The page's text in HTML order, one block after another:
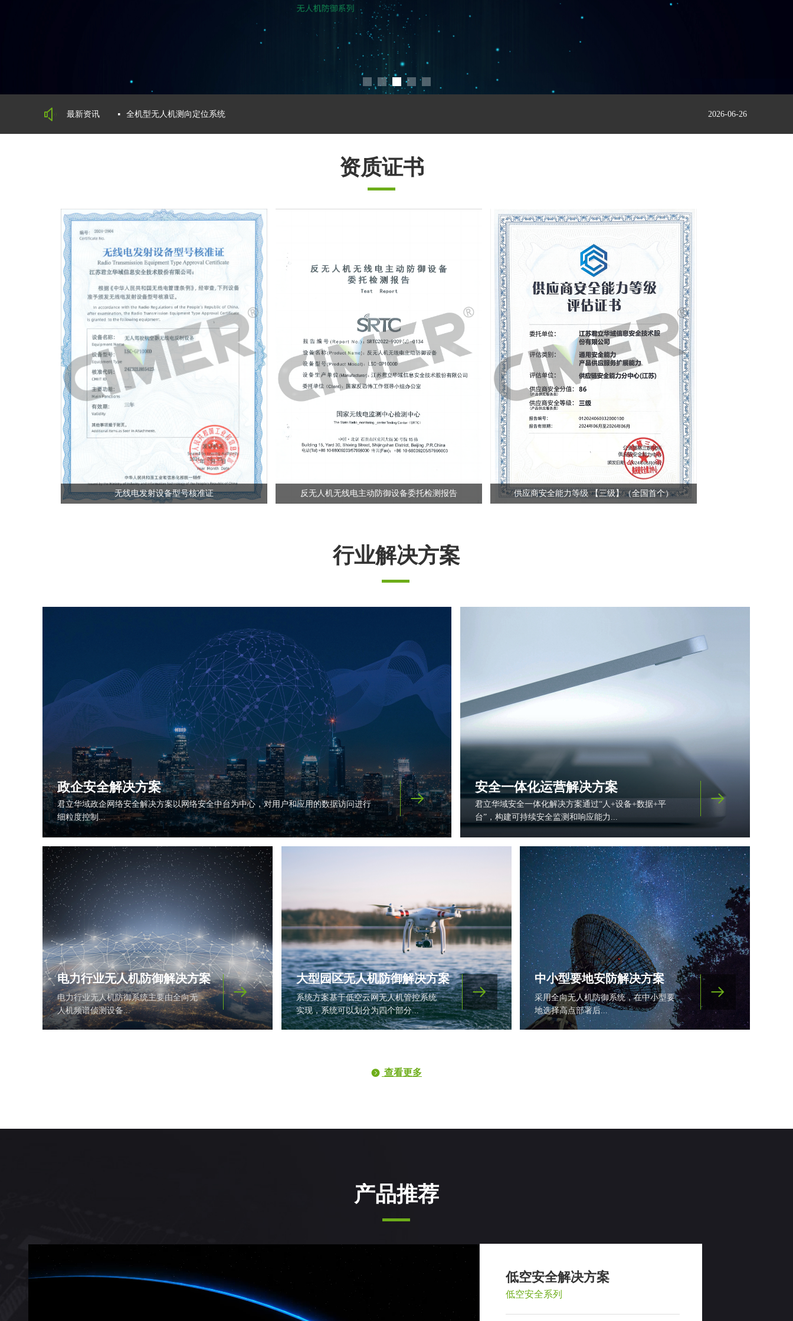
查看更多
ꂗ 最新资讯 2026-06-26
넷 全机型无人机测向定位系统
行业解决方案
政企安全解决方案
君立华域政企网络安全解决方案以网络安全中台为中心，对用户和应用的数据访问进行
细粒度控制...
뀠
安全一体化运营解决方案
君立华域安全一体化解决方案通过“人+设备+数据+平
台”，构建可持续安全监测和响应能力...
뀠
电力行业无人机防御解决方案
电力行业无人机防御系统主要由全向无
人机频谱侦测设备...
뀠
大型园区无人机防御解决方案
系统方案基于低空云网无人机管控系统
实现，系统可以划分为四个部分...
뀠
中小型要地安防解决方案
采用全向无人机防御系统，在中小型要
地选择高点部署后...
뀠
뀹 查看更多
产品推荐
低空安全解决方案
低空安全系列
无线电发射设备型号核准证 反无人机无线电主动防御设备委托检测报告 供应商安全能力等级 【三级】（全国首个）
资质证书